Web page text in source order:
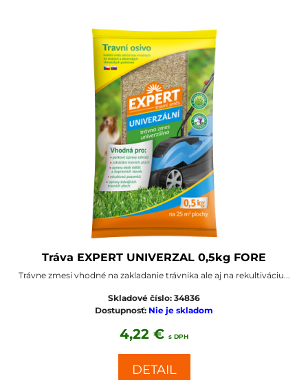
Tráva EXPERT UNIVERZAL 0,5kg FORE
Trávne zmesi vhodné na zakladanie trávnika ale aj na rekultiváciu...
Skladové číslo: 34836
Dostupnosť: Nie je skladom
4,22 € s DPH
DETAIL